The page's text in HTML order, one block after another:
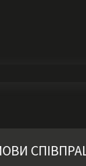
СПІВПРАЦІ